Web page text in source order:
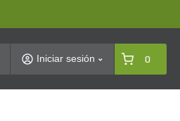
Iniciar sesión 0